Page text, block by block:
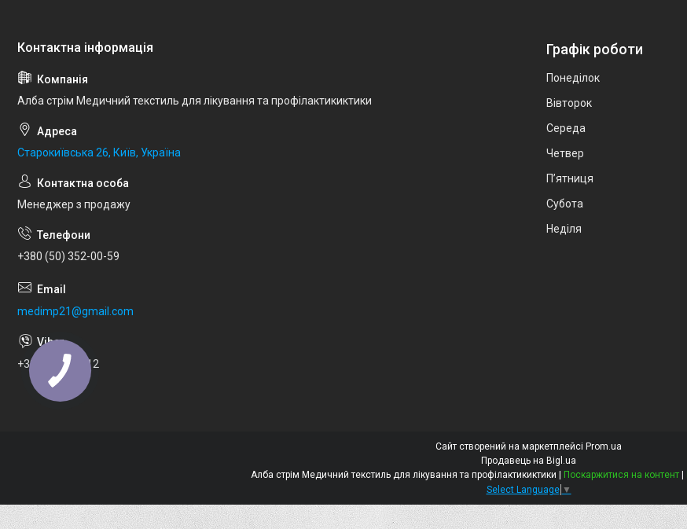
Алба стрім Медичний текстиль для лікування та профілактикиктики
Старокиївська 26, Київ, Україна
Менеджер з продажу
+380 (50) 352-00-59
medimp21@gmail.com
+380973033112
Графік роботи
Понеділок
Вівторок
Середа
Четвер
Пʼятниця
Субота
Неділя
Сайт створений на маркетплейсі Prom.ua
Продавець на Bigl.ua
Поскаржитися на контент
Select Language ▼